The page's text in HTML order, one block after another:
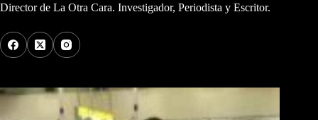
Director de La Otra Cara. Investigador, Periodista y Escritor.